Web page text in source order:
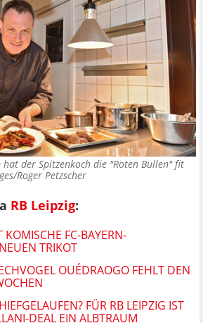
hat der Spitzenkoch die "Roten Bullen" fit
Roger Petzscher
RB Leipzig:
KOMISCHE FC-BAYERN-
TRIKOT
OUÉDRAOGO FEHLT DEN
FÜR RB LEIPZIG IST
DEAL EIN ALBTRAUM